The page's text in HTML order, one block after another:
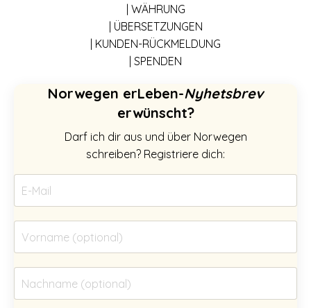
| WÄHRUNG
| ÜBERSETZUNGEN
| KUNDEN-RÜCKMELDUNG
| SPENDEN
Norwegen erLeben-Nyhetsbrev
erwünscht?
Darf ich dir aus und über Norwegen
schreiben? Registriere dich: